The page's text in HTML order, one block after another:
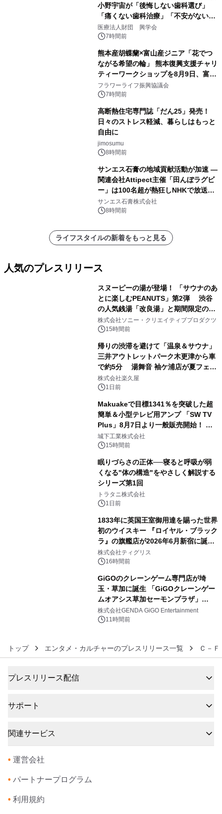
小野宇宙が「後悔しない歯科選び」
「痛くない歯科治療」「不安がない治
療計画」をテーマに専門監修
医療法人財団 興学会
7時間前
熊本産胡蝶蘭×富山産ジニア「花でつ
ながる希望の輪」 熊本復興支援チャリ
ティーワークショップを8月9日、富
山・射水で開催
フラワーライフ振興協議会
7時間前
高断熱住宅専門誌「だん25」発売！
日々のストレス軽減、暮らしはもっと
自由に
jimosumu
8時間前
サンエス石膏の地域貢献活動が加速 ―
関連会社Attipect主催「田んぼラグビ
ー」は100名超が熱狂しNHKで放送さ
れました。
サンエス石膏株式会社
8時間前
ライフスタイルの新着をもっと見る
人気のプレスリリース
スヌーピーの湯が登場！ 「サウナのあ
とに楽しむPEANUTS」第2弾 渋谷
の人気銭湯「改良湯」と期間限定のコ
ラボレーション サウナイキタイコラ
ボグッズも発売決定！
株式会社ソニー・クリエイティブプロダクツ
15時間前
帰りの渋滞を避けて「温泉＆サウナ」
三井アウトレットパーク木更津から車
で約5分 湯舞音 袖ケ浦店が夏フェア
メニューを提供
株式会社楽久屋
1日前
Makuakeで目標1341％を突破した超
簡単＆小型テレビ用アンプ 「SW TV
Plus」8月7日より一般販売開始！ ケ
ーブル1本つなぐだけ、テレビの音が
ぐっと豊かに
城下工業株式会社
15時間前
眠りづらさの正体──寝ると呼吸が弱
くなる"体の構造"をやさしく解説する
シリーズ第1回
トラタニ株式会社
1日前
1833年に英国王室御用達を賜った世界
初のウイスキー 『ロイヤル・ブラック
ラ』の旗艦店が2026年6月新宿に誕
生 バカルディ ジャパンと連携した
没入型バー「BAR Arca」
株式会社ティグリス
16時間前
GiGOのクレーンゲーム専門店が埼
玉・草加に誕生 「GiGOクレーンゲー
ムオアシス草加セーモンプラザ」
2026年8月7日(金)10時グランドオープ
ン
株式会社GENDA GiGO Entertainment
11時間前
トップ エンタメ・カルチャーのプレスリリース一覧 Ｃ－
プレスリリース配信
サポート
関連サービス
• 運営会社
• パートナープログラム
• 利用規約